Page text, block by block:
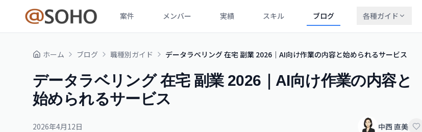
案件 メンバー 実績 スキル ブログ 各種ガイド
ホーム ブログ 職種別ガイド データラベリング 在宅 副業 2026｜AI向け作業の内容と始められるサービス
データラベリング 在宅 副業 2026｜AI向け作業の内容と
始められるサービス
2026年4月12日 中西 直美